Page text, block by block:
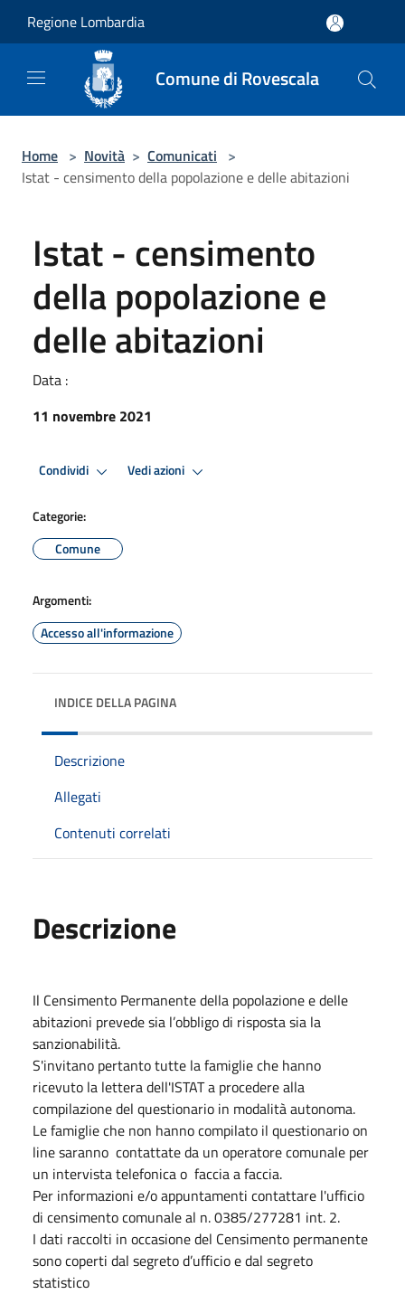
Regione Lombardia
Comune di Rovescala
Home > Novità > Comunicati >
Istat - censimento della popolazione e delle abitazioni
Istat - censimento
della popolazione e
delle abitazioni
Data :
11 novembre 2021
Condividi Vedi azioni
Categorie:
Comune
Argomenti:
Accesso all'informazione
INDICE DELLA PAGINA
Descrizione
Allegati
Contenuti correlati
Descrizione
Il Censimento Permanente della popolazione e delle
abitazioni prevede sia l’obbligo di risposta sia la
sanzionabilità.
S'invitano pertanto tutte la famiglie che hanno
ricevuto la lettera dell'ISTAT a procedere alla
compilazione del questionario in modalità autonoma.
Le famiglie che non hanno compilato il questionario on
line saranno contattate da un operatore comunale per
un intervista telefonica o faccia a faccia.
Per informazioni e/o appuntamenti contattare l'ufficio
di censimento comunale al n. 0385/277281 int. 2.
I dati raccolti in occasione del Censimento permanente
sono coperti dal segreto d’ufficio e dal segreto
statistico